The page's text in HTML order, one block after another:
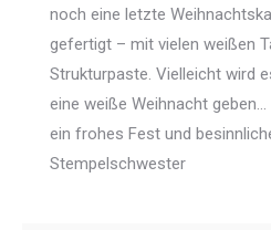
noch eine letzte
gefertigt – mit vielen weißen
Strukturpaste. Vielleicht wird
eine weiße Weihnacht
ein frohes Fest und
Stempelschwester